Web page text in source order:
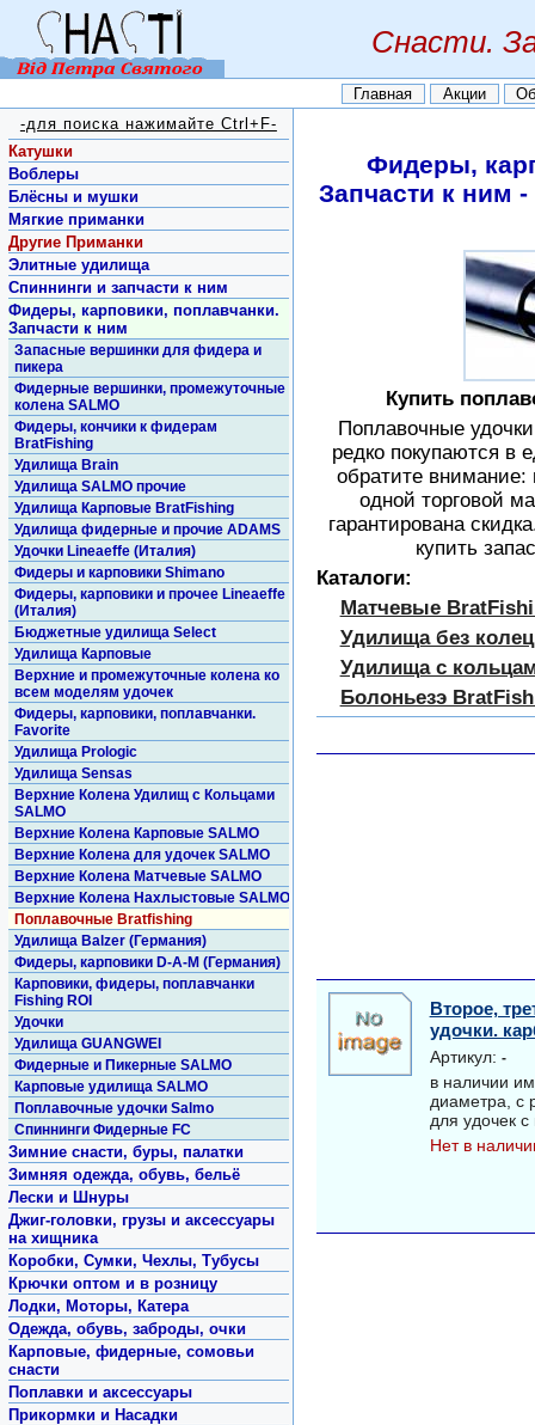
Снасти.
Главная Акции
Фидеры,
Запчасти к ним
Купить
Поплавочные
редко покупаются в
обратите внимание:
одной торговой
гарантирована
купить
Каталоги:
Матчевые
Удилища без
Удилища с
Болоньезэ
Второе,
удочки.
Артикул: -
в наличии
диаметра, с
для удочек
Нет в
-для поиска нажимайте Ctrl+F-
Катушки
Воблеры
Блёсны и мушки
Мягкие приманки
Другие Приманки
Элитные удилища
Спиннинги и запчасти к ним
Фидеры, карповики, поплавчанки.
Запчасти к ним
Запасные вершинки для фидера и
пикера
Фидерные вершинки, промежуточные
колена SALMO
Фидеры, кончики к фидерам
BratFishing
Удилища Brain
Удилища SALMO прочие
Удилища Карповые BratFishing
Удилища фидерные и прочие ADAMS
Удочки Lineaeffe (Италия)
Фидеры и карповики Shimano
Фидеры, карповики и прочее Lineaeffe
(Италия)
Бюджетные удилища Select
Удилища Карповые
Верхние и промежуточные колена ко
всем моделям удочек
Фидеры, карповики, поплавчанки.
Favorite
Удилища Prologic
Удилища Sensas
Верхние Колена Удилищ с Кольцами
SALMO
Верхние Колена Карповые SALMO
Верхние Колена для удочек SALMO
Верхние Колена Матчевые SALMO
Верхние Колена Нахлыстовые SALMO
Поплавочные Bratfishing
Удилища Balzer (Германия)
Фидеры, карповики D-A-M (Германия)
Карповики, фидеры, поплавчанки
Fishing ROI
Удочки
Удилища GUANGWEI
Фидерные и Пикерные SALMO
Карповые удилища SALMO
Поплавочные удочки Salmo
Спиннинги Фидерные FC
Зимние снасти, буры, палатки
Зимняя одежда, обувь, бельё
Лески и Шнуры
Джиг-головки, грузы и аксессуары
на хищника
Коробки, Сумки, Чехлы, Тубусы
Крючки оптом и в розницу
Лодки, Моторы, Катера
Одежда, обувь, заброды, очки
Карповые, фидерные, сомовьи
снасти
Поплавки и аксессуары
Прикормки и Насадки